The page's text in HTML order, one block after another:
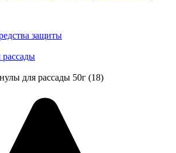
защиты
рассады
для рассады 50г (18)